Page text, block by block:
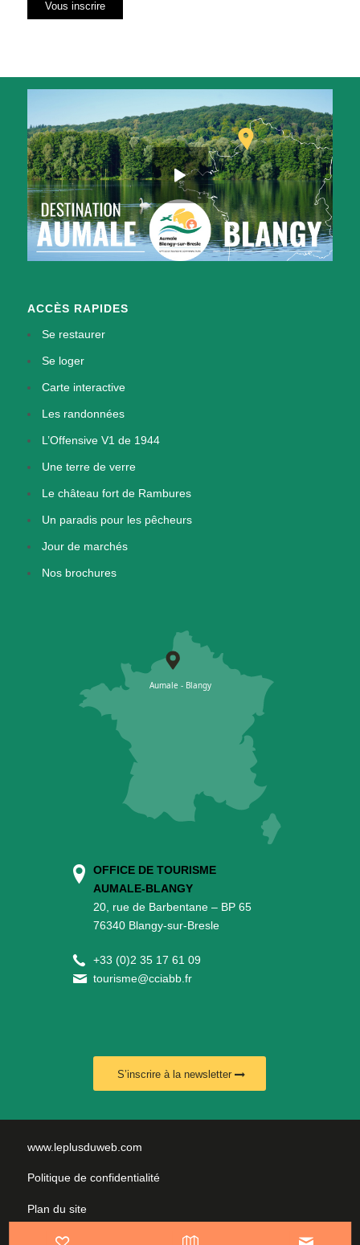
ACCÈS RAPIDES
Se restaurer
Se loger
Carte interactive
Les randonnées
L’Offensive V1 de 1944
Une terre de verre
Le château fort de Rambures
Un paradis pour les pêcheurs
Jour de marchés
Nos brochures
OFFICE DE TOURISME
AUMALE-BLANGY
20, rue de Barbentane – BP 65
76340 Blangy-sur-Bresle
+33 (0)2 35 17 61 09
tourisme@cciabb.fr
S’inscrire à la newsletter
www.leplusduweb.com
Politique de confidentialité
Plan du site
Mentions légales